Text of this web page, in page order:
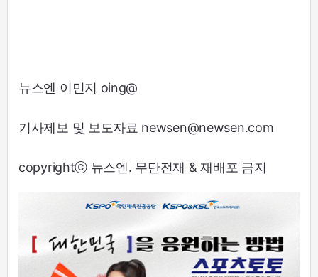
뉴스엔 이민지 oing@
기사제보 및 보도자료 newsen@newsen.com
copyrightⓒ 뉴스엔. 무단전재 & 재배포 금지